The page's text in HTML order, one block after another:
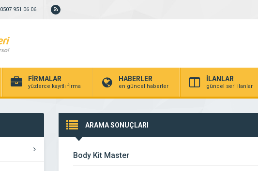
0507 951 06 06
FİRMALAR
yüzlerce kayıtlı firma
HABERLER
en güncel haberler
İLANLAR
güncel seri ilanlar
ARAMA SONUÇLARI
Body Kit Master